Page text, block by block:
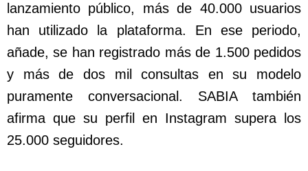
lanzamiento público, más de 40.000 usuarios
han utilizado la plataforma. En ese periodo,
añade, se han registrado más de 1.500 pedidos
y más de dos mil consultas en su modelo
puramente conversacional. SABIA también
afirma que su perfil en Instagram supera los
25.000 seguidores.